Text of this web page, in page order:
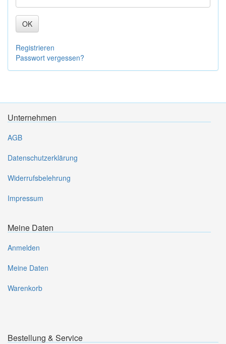
OK
Registrieren
Passwort vergessen?
Unternehmen
AGB
Datenschutzerklärung
Widerrufsbelehrung
Impressum
Meine Daten
Anmelden
Meine Daten
Warenkorb
Bestellung & Service